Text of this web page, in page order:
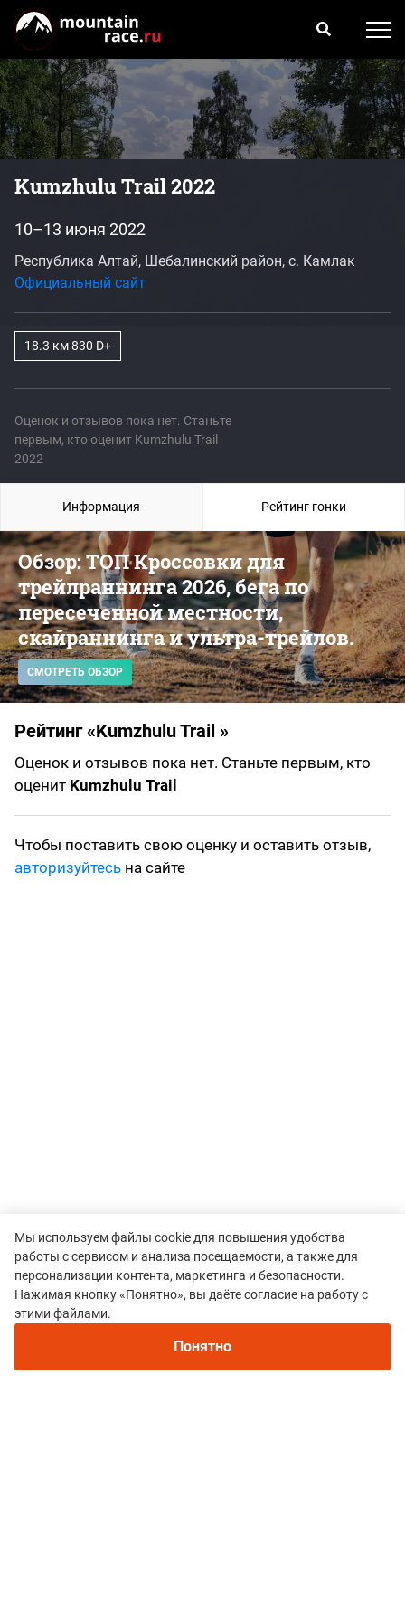
Kumzhulu Trail 2022
Оценок и отзывов пока нет. Станьте
первым, кто оценит Kumzhulu Trail
2022
10–13 июня 2022
Республика Алтай, Шебалинский район, с. Камлак
Официальный сайт
18.3 км 830 D+
Обзор: ТОП Кроссовки для
трейлраннинга 2026, бега по
пересеченной местности,
скайраннинга и ультра-трейлов.
СМОТРЕТЬ ОБЗОР
Рейтинг «Kumzhulu Trail »
Оценок и отзывов пока нет. Станьте первым, кто
оценит Kumzhulu Trail
Чтобы поставить свою оценку и оставить отзыв,
авторизуйтесь на сайте
Информация Рейтинг гонки
Все гонки
Мы используем файлы cookie для повышения удобства
работы с сервисом и анализа посещаемости, а также для
персонализации контента, маркетинга и безопасности.
Нажимая кнопку «Понятно», вы даёте согласие на работу с
этими файлами.
Понятно